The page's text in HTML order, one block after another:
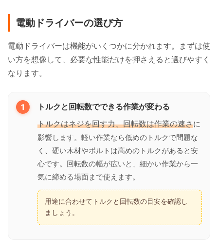
電動ドライバーの選び方
電動ドライバーは機能がいくつかに分かれます。まずは使
い方を想像して、必要な性能だけを押さえると選びやすく
なります。
1 トルクと回転数でできる作業が変わる
トルクはネジを回す力、回転数は作業の速さに
影響します。軽い作業なら低めのトルクで問題な
く、硬い木材やボルトは高めのトルクがあると安
心です。回転数の幅が広いと、細かい作業から一
気に締める場面まで使えます。
用途に合わせてトルクと回転数の目安を確認し
ましょう。